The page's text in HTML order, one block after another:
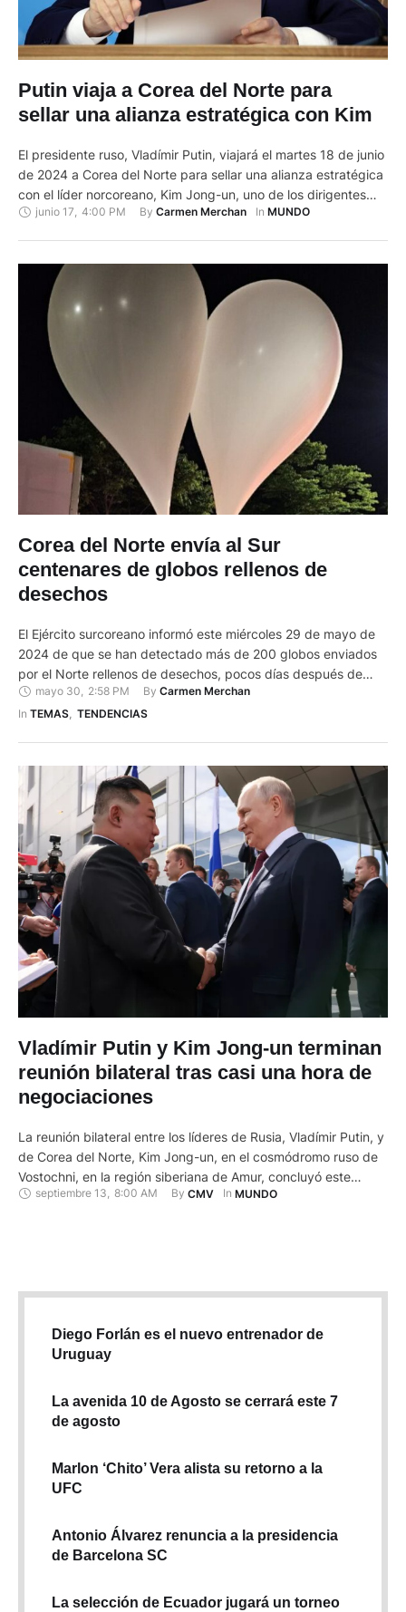
Putin viaja a Corea del Norte para
sellar una alianza estratégica con Kim
El presidente ruso, Vladímir Putin, viajará el martes 18 de junio
de 2024 a Corea del Norte para sellar una alianza estratégica
con el líder norcoreano, Kim Jong-un, uno de los dirigentes
que más ha apoyado al Kremlin en su guerra con Ucrania. "De
junio 17 4:00 PM By Carmen Merchan In MUNDO
Corea del Norte envía al Sur
centenares de globos rellenos de
desechos
El Ejército surcoreano informó este miércoles 29 de mayo de
2024 de que se han detectado más de 200 globos enviados
por el Norte rellenos de desechos, pocos días después de
que Pionyang amenazara con responder al envío de
propaganda contraria al régimen por parte de activistas
mayo 30 2:58 PM By Carmen Merchan
In TEMAS, TENDENCIAS
Vladímir Putin y Kim Jong-un terminan
reunión bilateral tras casi una hora de
negociaciones
La reunión bilateral entre los líderes de Rusia, Vladímir Putin, y
de Corea del Norte, Kim Jong-un, en el cosmódromo ruso de
Vostochni, en la región siberiana de Amur, concluyó este
miércoles, 13 de septiembre de 2023, tras casi una hora de
septiembre 13, 8:00 AM By CMV In MUNDO
Diego Forlán es el nuevo entrenador de
Uruguay
La avenida 10 de Agosto se cerrará este 7
de agosto
Marlon ‘Chito’ Vera alista su retorno a la
UFC
Antonio Álvarez renuncia a la presidencia
de Barcelona SC
La selección de Ecuador jugará un torneo